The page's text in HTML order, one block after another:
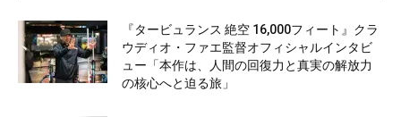
『タービュランス 絶空 16,000フィート』クラ
ウディオ・ファエ監督オフィシャルインタビ
ュー「本作は、人間の回復力と真実の解放力
の核心へと迫る旅」